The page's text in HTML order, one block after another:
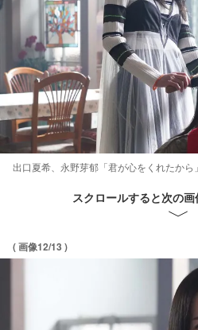
出口夏希、永野芽郁「君が心をくれたか
スクロールすると次の
( 画像12/13 )